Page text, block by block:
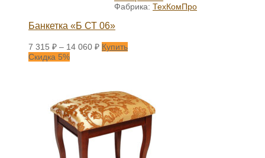
Фабрика: ТехКомПро
Банкетка «Б СТ 06»
7 315 ₽ – 14 060 ₽ Купить
Скидка 5%